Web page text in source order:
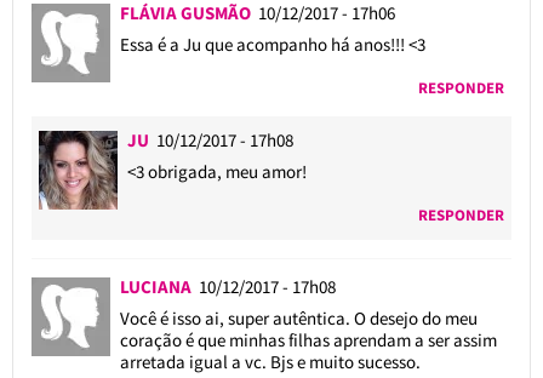
FLÁVIA GUSMÃO 10/12/2017 - 17h06
Essa é a Ju que acompanho há anos!!! <3
RESPONDER
JU 10/12/2017 - 17h08
<3 obrigada, meu amor!
RESPONDER
LUCIANA 10/12/2017 - 17h08
Você é isso ai, super autêntica. O desejo do meu
coração é que minhas filhas aprendam a ser assim
arretada igual a vc. Bjs e muito sucesso.